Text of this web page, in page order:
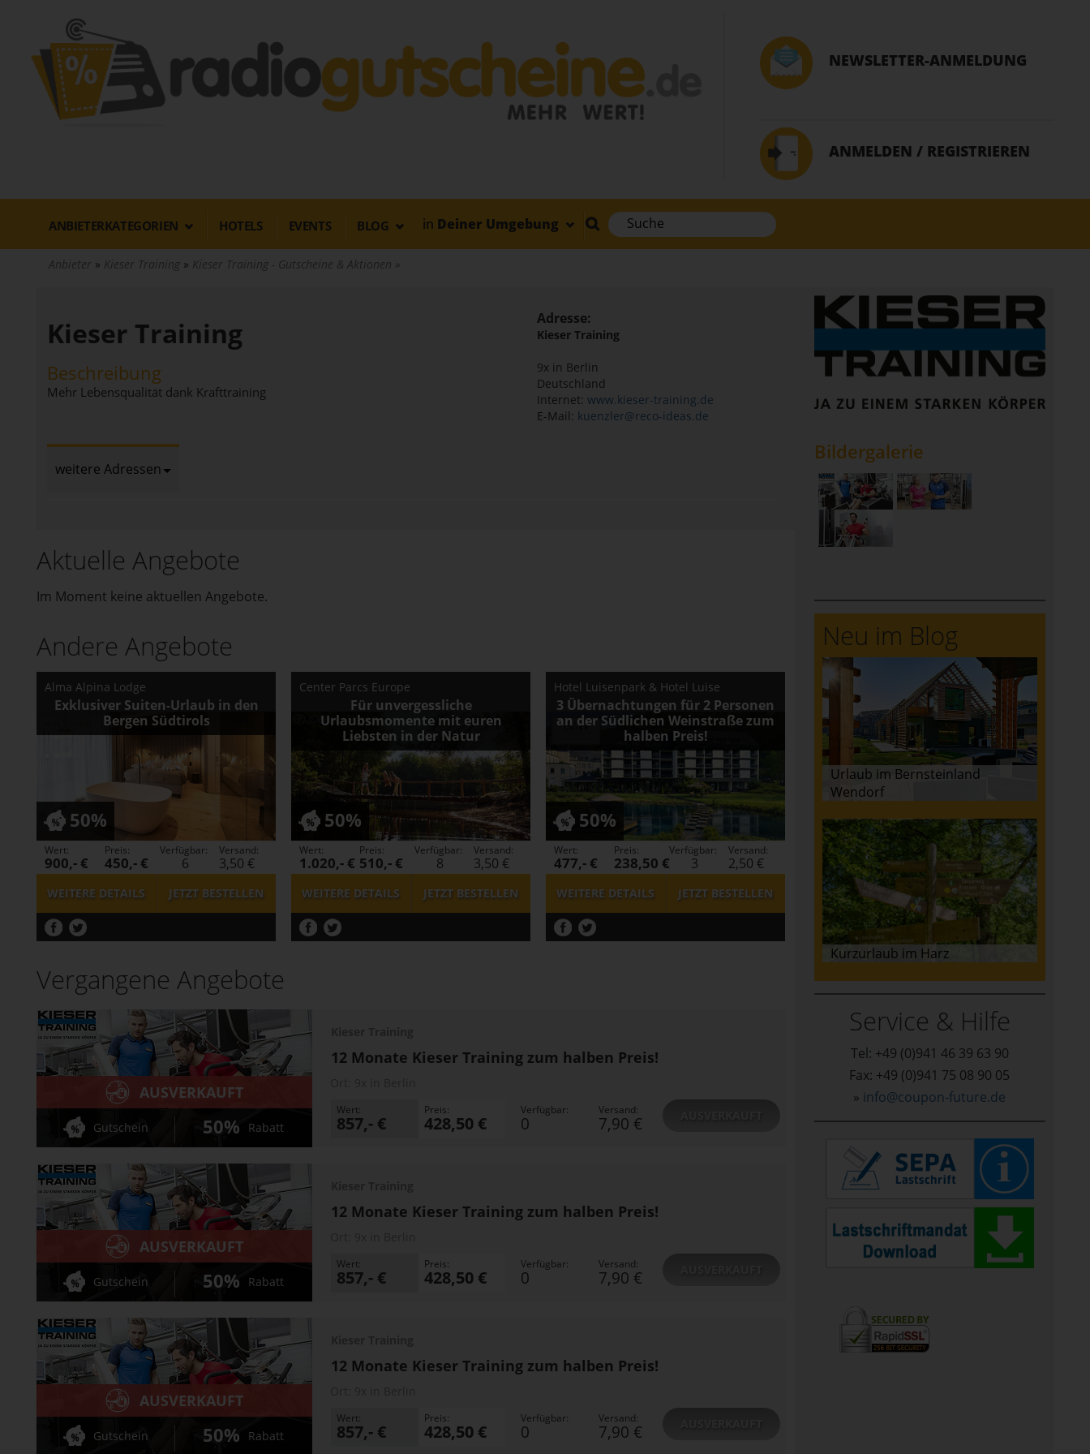
NEWSLETTER-ANMELDUNG
ANMELDEN / REGISTRIEREN
ANBIETERKATEGORIEN HOTELS EVENTS BLOG in Deiner Umgebung
Anbieter Kieser Training Kieser Training - Gutscheine & Aktionen
Kieser Training
Beschreibung
Mehr Lebensqualität dank Krafttraining
Adresse:
Kieser Training
9x in Berlin
Deutschland
Internet: www.kieser-training.de
E-Mail: kuenzler@reco-ideas.de
weitere Adressen
Aktuelle Angebote
Im Moment keine aktuellen Angebote.
Andere Angebote
Alma Alpina Lodge
Exklusiver Suiten-Urlaub in den
Bergen Südtirols
50%
WEITERE DETAILS JETZT BESTELLEN
Wert:
900,- €
Preis:
450,- €
Verfügbar:
6
Versand:
3,50 €
Center Parcs Europe
Für unvergessliche
Urlaubsmomente mit euren
Liebsten in der Natur
50%
WEITERE DETAILS JETZT BESTELLEN
Wert:
1.020,- €
Preis:
510,- €
Verfügbar:
8
Versand:
3,50 €
Hotel Luisenpark & Hotel Luise
3 Übernachtungen für 2 Personen
an der Südlichen Weinstraße zum
halben Preis!
50%
WEITERE DETAILS JETZT BESTELLEN
Wert:
477,- €
Preis:
238,50 €
Verfügbar:
3
Versand:
2,50 €
Vergangene Angebote
12 Monate Kieser Training zum halben Preis!
AUSVERKAUFT
Gutschein 50% Rabatt
Wert:
857,- €
Preis:
428,50 €
Verfügbar:
0
Versand:
7,90 €
12 Monate Kieser Training zum halben Preis!
AUSVERKAUFT
Gutschein 50% Rabatt
Wert:
857,- €
Preis:
428,50 €
Verfügbar:
0
Versand:
7,90 €
12 Monate Kieser Training zum halben Preis!
AUSVERKAUFT
Gutschein 50% Rabatt
Wert:
857,- €
Preis:
428,50 €
Verfügbar:
0
Versand:
7,90 €
Bildergalerie
Neu im Blog
Urlaub im Bernsteinland
Wendorf
Kurzurlaub im Harz
Service & Hilfe
Tel: +49 (0)941 46 39 63 90
Fax: +49 (0)941 75 08 90 05
» info@coupon-future.de